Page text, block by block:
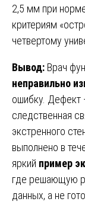
2,5 мм при
критериям
четвертому
Вывод: Врач
неправильно
ошибку. Дефект
следственная
экстренного
выполнено в
яркий пример
где решающую
данных, а не